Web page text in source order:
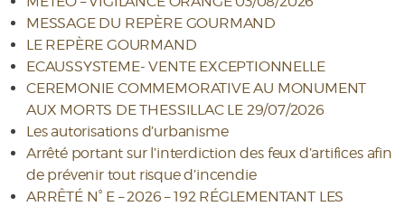
MESSAGE DU REPÈRE GOURMAND
LE REPÈRE GOURMAND
ECAUSSYSTEME- VENTE EXCEPTIONNELLE
CEREMONIE COMMEMORATIVE AU MONUMENT
AUX MORTS DE THESSILLAC LE 29/07/2026
Les autorisations d’urbanisme
Arrêté portant sur l’interdiction des feux d’artifices afin
de prévenir tout risque d’incendie
ARRÊTÉ N° E – 2026 – 192 RÉGLEMENTANT LES